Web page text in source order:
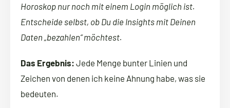
Horoskop nur noch mit einem Login möglich ist.
Entscheide selbst, ob Du die Insights mit Deinen
Daten „bezahlen“ möchtest.
Das Ergebnis: Jede Menge bunter Linien und
Zeichen von denen ich keine Ahnung habe, was sie
bedeuten.